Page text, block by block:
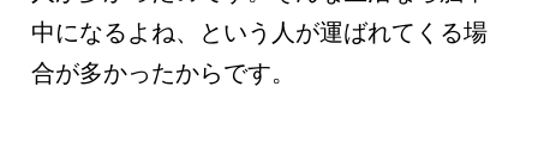
中になるよね、という人が運ばれてくる場
合が多かったからです。